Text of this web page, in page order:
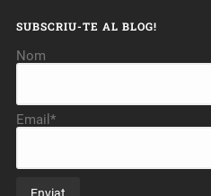
SUBSCRIU-TE AL BLOG!
Nom
Email*